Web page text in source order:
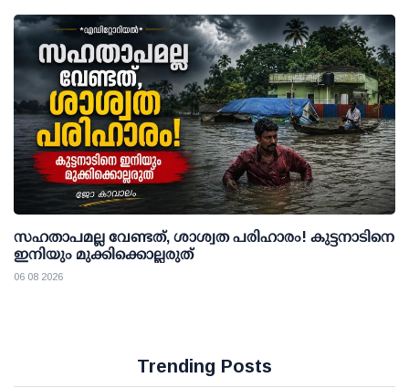
സഹതാപമല്ല വേണ്ടത്, ശാശ്വത പരിഹാരം! കുട്ടനാടിനെ
ഇനിയും മുക്കിക്കൊല്ലരുത്
06 08 2026
Trending Posts